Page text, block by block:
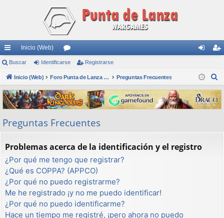
nl
ac
es
rá
pi
Inicio (Web)
or
os nti
fic
ar
ist
ra
rs
Buscar Identificarse Registrarse
Inicio (Web) Foro Punta de Lanza Wargames Preguntas Frecuentes
s
c
r
Preguntas Frecuentes
Problemas acerca de la identificación y el registro
¿Por qué me tengo que registrar?
¿Qué es COPPA? (APPCO)
¿Por qué no puedo registrarme?
Me he registrado ¡y no me puedo identificar!
¿Por qué no puedo identificarme?
Hace un tiempo me registré, ¡pero ahora no puedo